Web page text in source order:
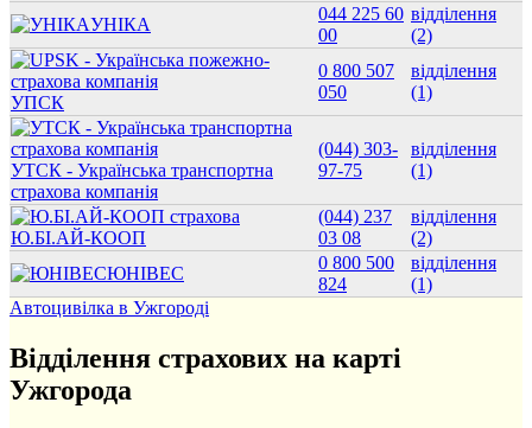
УНІКА
044 225 60
00
відділення
(2)
УПСК
0 800 507
050
відділення
(1)
УТСК - Українська транспортна
страхова компанія
(044) 303-
97-75
відділення
(1)
Ю.БІ.АЙ-КООП
(044) 237
03 08
відділення
(2)
ЮНІВЕС
0 800 500
824
відділення
(1)
Автоцивілка в Ужгороді
Відділення страхових на карті
Ужгорода